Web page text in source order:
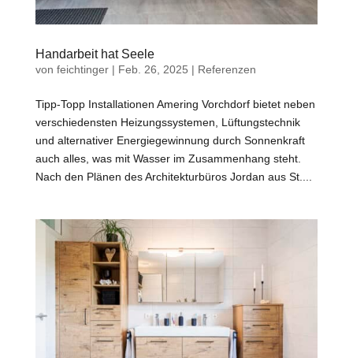
Handarbeit hat Seele
von feichtinger| Feb. 26, 2025 | Referenzen
Tipp-Topp Installationen Amering Vorchdorf bietet neben
verschiedensten Heizungssystemen, Lüftungstechnik
und alternativer Energiegewinnung durch Sonnenkraft
auch alles, was mit Wasser im Zusammenhang steht.
Nach den Plänen des Architekturbüros Jordan aus St....